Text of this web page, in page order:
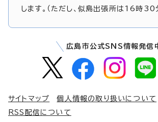
します。（ただし、似島出張所は16時30
広島市公式SNS情報発信
サイトマップ 個人情報の取り扱いについて
RSS配信について